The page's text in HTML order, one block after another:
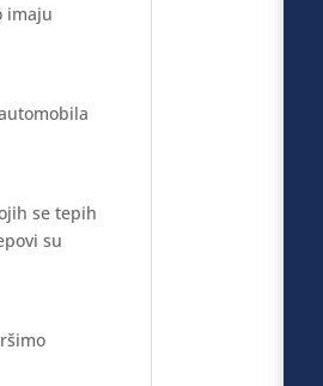
imaju
se tepih
su